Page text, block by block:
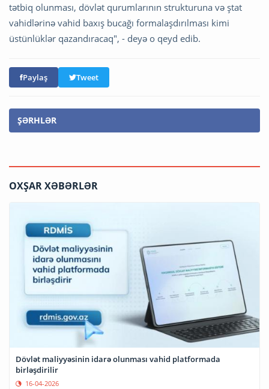
tətbiq olunması, dövlət qurumlarının strukturuna və ştat
vahidlərinə vahid baxış bucağı formalaşdırılması kimi
üstünlüklər qazandıracaq", - deyə o qeyd edib.
Paylaş Tweet
ŞƏRHLƏR
OXŞAR XƏBƏRLƏR
Dövlət maliyyəsinin idarə olunması vahid platformada
birləşdirilir
16-04-2026